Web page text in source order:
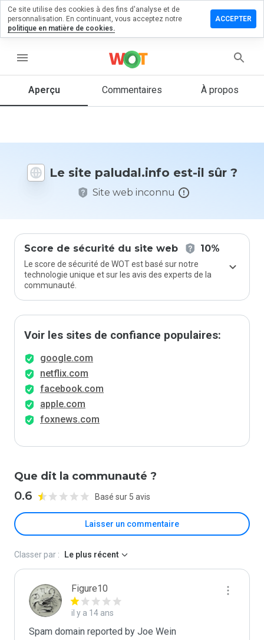
menu
Aperçu Commentaires À propos
Le site paludal.info est-il sûr ?
Site web inconnu
Score de sécurité du site web 10%
Le score de sécurité de WOT est basé sur notre
technologie unique et sur les avis des experts de la
communauté.
Voir les sites de confiance populaires:
google.com
netflix.com
facebook.com
apple.com
foxnews.com
Que dit la communauté ?
0.6 Basé sur 5 avis
Laisser un commentaire
un
1 et 5
vous à ce
site ?
Classer par : Le plus récent
Figure10
il y a 14 ans
Spam domain reported by Joe Wein
Ce site utilise des cookies à des fins d'analyse et de
personnalisation. En continuant, vous acceptez notre
politique en matière de cookies.
ACCEPTER